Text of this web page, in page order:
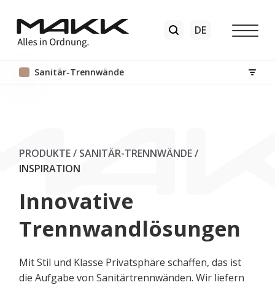
Sanitär-Trennwände
PRODUKTE / SANITÄR-TRENNWÄNDE/
INSPIRATION
Innovative
Trennwandlösungen
Mit Stil und Klasse Privatsphäre schaffen, das ist
die Aufgabe von Sanitärtrennwänden. Wir liefern